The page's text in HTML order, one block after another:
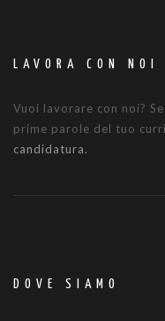
LAVORA CON NOI
Vuoi lavorare con noi?
prime parole del tuo
candidatura.
DOVE SIAMO